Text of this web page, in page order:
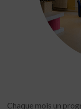
Chaque mois un